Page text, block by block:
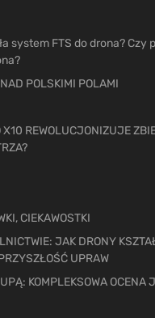
system FTS do drona? Czy
POLSKIMI POLAMI
REWOLUCJONIZUJE
CIEKAWOSTKI
JAK DRONY
UPRAW
KOMPLEKSOWA OCENA